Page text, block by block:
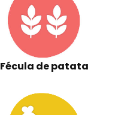
Fécula de patata